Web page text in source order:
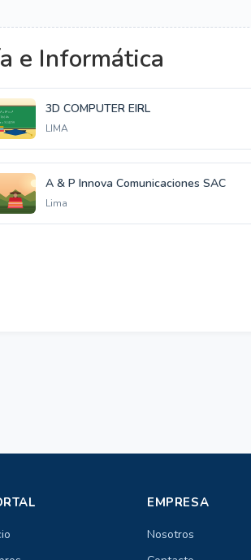
e Informática
3D COMPUTER EIRL
LIMA
A & P Innova Comunicaciones SAC
Lima
EMPRESA
Nosotros